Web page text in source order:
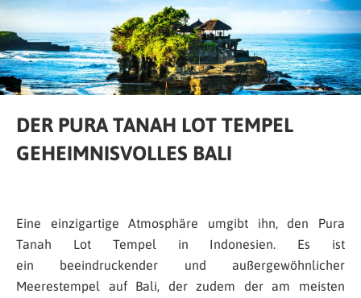
DER PURA TANAH LOT TEMPEL
GEHEIMNISVOLLES BALI
Eine einzigartige Atmosphäre umgibt ihn, den Pura
Tanah Lot Tempel in Indonesien. Es ist
ein beeindruckender und außergewöhnlicher
Meerestempel auf Bali, der zudem der am meisten